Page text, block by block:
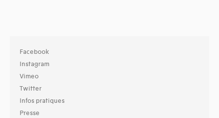
Facebook
Instagram
Vimeo
Twitter
Infos pratiques
Presse